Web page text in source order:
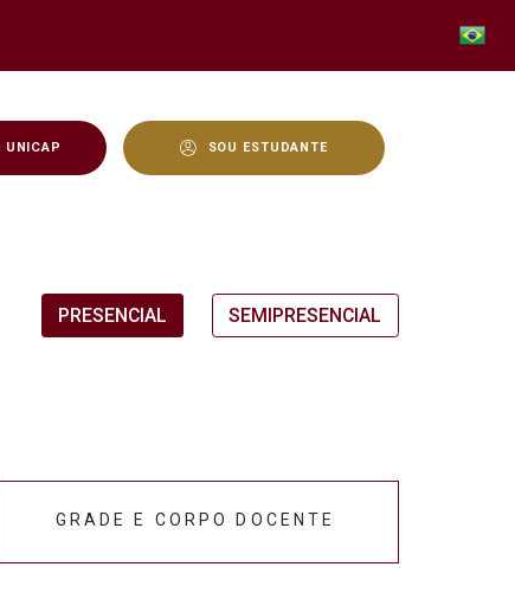
UNICAP SOU ESTUDANTE
PRESENCIAL SEMIPRESENCIAL
GRADE E CORPO DOCENTE